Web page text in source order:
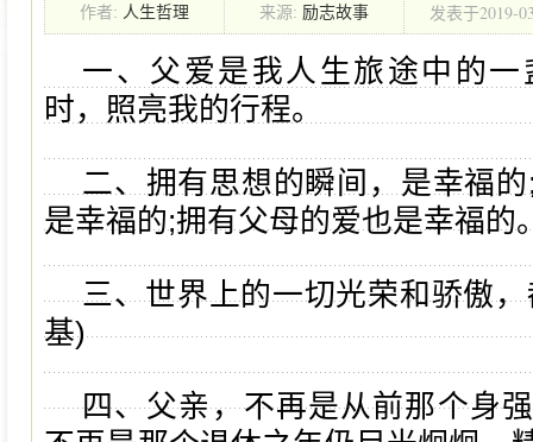
作者: 人生哲理 来源: 励志故事 发表于2019-
23:21:56
一、父爱是我人生旅途中的
时，照亮我的行程。
二、拥有思想的瞬间，是幸福
是幸福的;拥有父母的爱也是幸福的
三、世界上的一切光荣和骄傲
基)
四、父亲，不再是从前那个身